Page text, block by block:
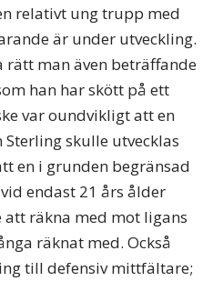
relativt ung trupp med
är under utveckling.
rätt man även beträffande
han har skött på ett
var oundvikligt att en
Sterling skulle utvecklas
en i grunden begränsad
endast 21 års ålder
räkna med mot ligans
räknat med. Också
till defensiv mittfältare;